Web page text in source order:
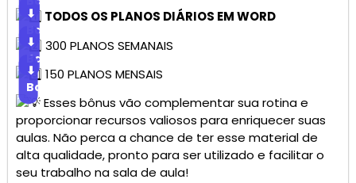
TODOS OS PLANOS DIÁRIOS EM WORD
⬇
Baixar
300 PLANOS SEMANAIS
⬇
Baixar
150 PLANOS MENSAIS
⬇
Baixar
Esses bônus vão complementar sua rotina e
proporcionar recursos valiosos para enriquecer suas
aulas. Não perca a chance de ter esse material de
alta qualidade, pronto para ser utilizado e facilitar o
seu trabalho na sala de aula!